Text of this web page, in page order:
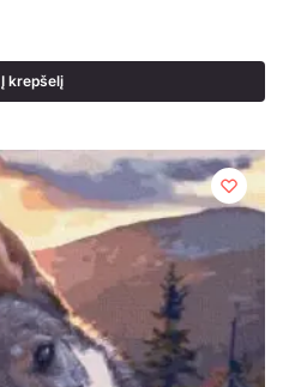
Į krepšelį